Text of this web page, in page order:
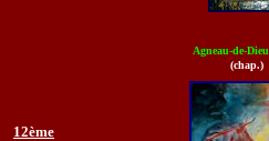
Agneau-de-Dieu
(chap.)
12ème